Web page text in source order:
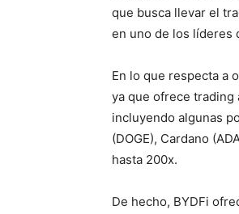
que busca llevar el
en uno de los líderes
En lo que respecta a
ya que ofrece trading
incluyendo algunas
(DOGE), Cardano
hasta 200x.
De hecho, BYDFi